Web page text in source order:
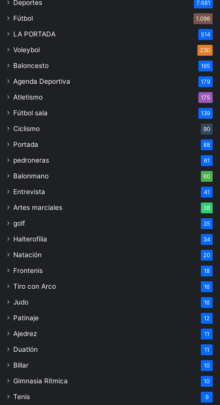
Deportes 7.681
Fútbol 1.096
LA PORTADA 514
Voleybol 230
Baloncesto 195
Agenda Deportiva 179
Atletismo 175
Fútbol sala 139
Ciclismo 90
Portada 88
pedroneras 61
Balonmano 60
Entrevista 41
Artes marciales 38
golf 35
Halterofilia 34
Natación 20
Frontenis 18
Tiro con Arco 16
Judo 16
Patinaje 12
Ajedrez 11
Duatlón 11
Billar 10
Gimnasia Rítmica 10
Tenis 9